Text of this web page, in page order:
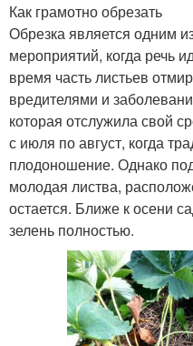
Как грамотно обрезать
Обрезка является одним
мероприятий, когда речь
время часть листьев
вредителями и
которая отслужила свой
с июля по август, когда
плодоношение. Однако
молодая листва,
остается. Ближе к осени
зелень полностью.